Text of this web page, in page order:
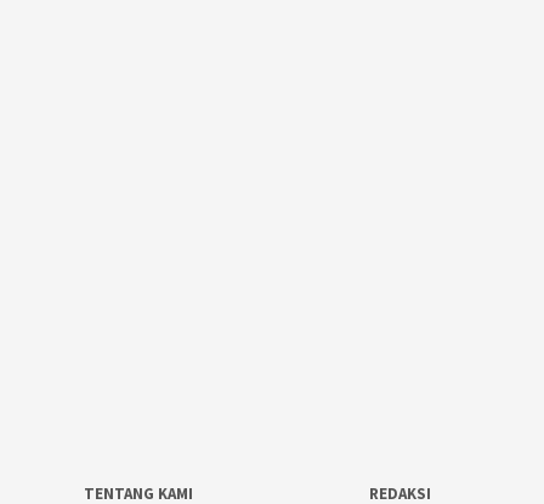
TENTANG KAMI REDAKSI